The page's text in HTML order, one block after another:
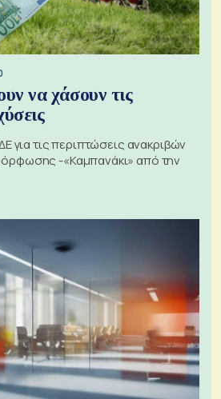
να χάσουν τις
για τις περιπτώσεις ανακριβών
-«Καμπανάκι» από την